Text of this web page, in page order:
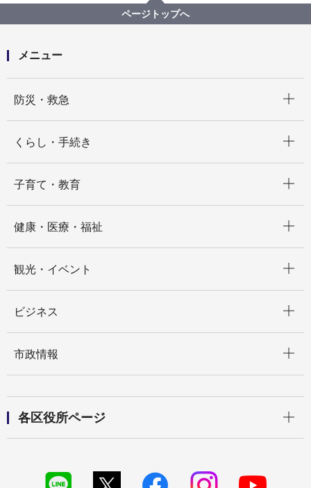
ページトップへ
メニュー
防災・救急
くらし・手続き
子育て・教育
健康・医療・福祉
観光・イベント
ビジネス
市政情報
各区役所ページ